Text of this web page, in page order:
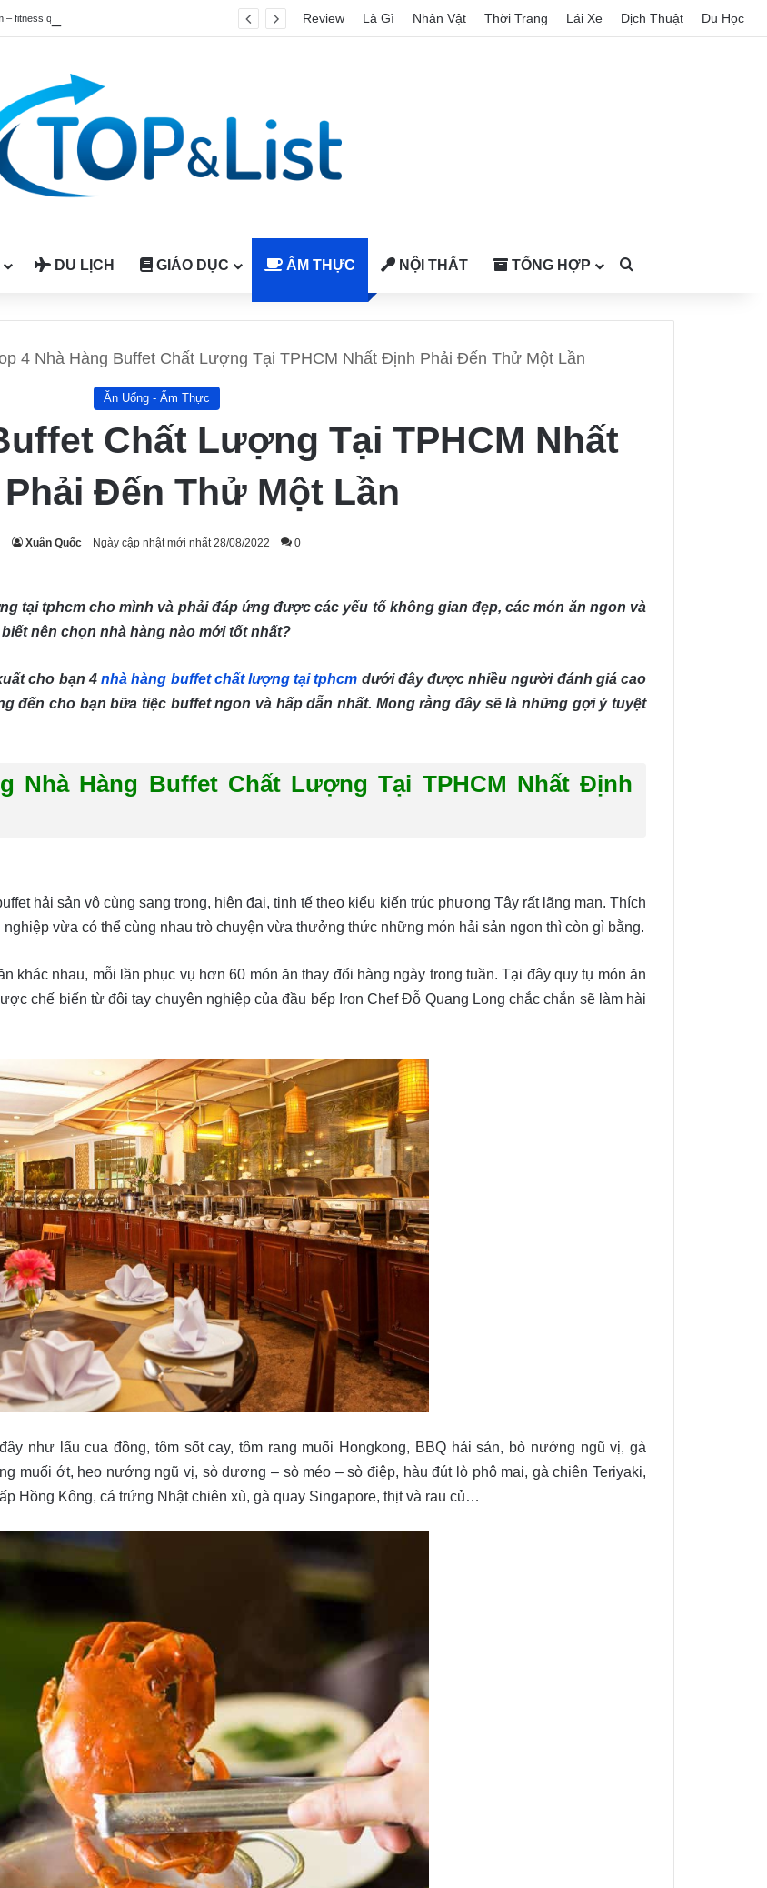
fitness quốc tế được công nhận tại Việt Nam Review Là Gì Nhân Vật Thời Trang Lái Xe Dịch Thuật Du Học
DU LỊCH GIÁO DỤC ẨM THỰC NỘI THẤT TỔNG HỢP
4 Nhà Hàng Buffet Chất Lượng Tại TPHCM Nhất Định Phải Đến Thử Một Lần
Ăn Uống - Ẩm Thực
Chất Lượng Tại TPHCM Nhất
Đến Thử Một Lần
Xuân Quốc Ngày cập nhật mới nhất 28/08/2022 0
tại tphcm cho mình và phải đáp ứng được các yếu tố không gian đẹp, các món ăn ngon và
nên chọn nhà hàng nào mới tốt nhất?
cho bạn 4nhà hàng buffet chất lượng tại tphcm dưới đây được nhiều người đánh giá cao
đến cho bạn bữa tiệc buffet ngon và hấp dẫn nhất. Mong rằng đây sẽ là những gợi ý tuyệt
Nhà Hàng Buffet Chất Lượng Tại TPHCM Nhất Định
hải sản vô cùng sang trọng, hiện đại, tinh tế theo kiểu kiến trúc phương Tây rất lãng mạn. Thích
vừa có thể cùng nhau trò chuyện vừa thưởng thức những món hải sản ngon thì còn gì bằng.
khác nhau, mỗi lần phục vụ hơn 60 món ăn thay đổi hàng ngày trong tuần. Tại đây quy tụ món ăn
chế biến từ đôi tay chuyên nghiệp của đầu bếp Iron Chef Đỗ Quang Long chắc chắn sẽ làm hài
như lẩu cua đồng, tôm sốt cay, tôm rang muối Hongkong, BBQ hải sản, bò nướng ngũ vị, gà
muối ớt, heo nướng ngũ vị, sò dương – sò méo – sò điệp, hàu đút lò phô mai, gà chiên Teriyaki,
Hồng Kông, cá trứng Nhật chiên xù, gà quay Singapore, thịt và rau củ…